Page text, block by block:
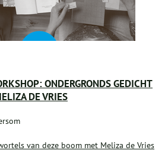
ONDERGRONDS GEDICHT
DE VRIES
van deze boom met Meliza de Vries